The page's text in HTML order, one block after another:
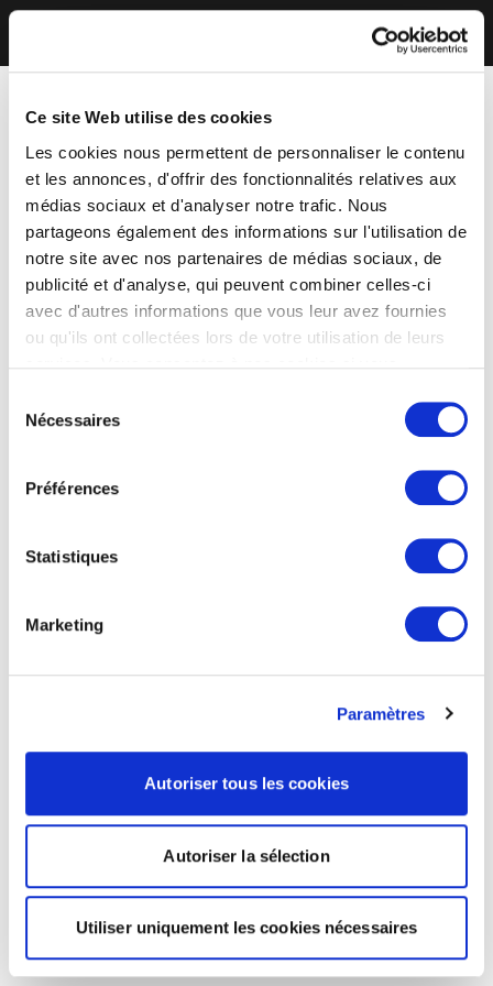
Ce site Web utilise des cookies
Les cookies nous permettent de personnaliser le contenu
et les annonces, d'offrir des fonctionnalités relatives aux
médias sociaux et d'analyser notre trafic. Nous
partageons également des informations sur l'utilisation de
notre site avec nos partenaires de médias sociaux, de
publicité et d'analyse, qui peuvent combiner celles-ci
avec d'autres informations que vous leur avez fournies
ou qu'ils ont collectées lors de votre utilisation de leurs
Nécessaires
Préférences
Statistiques
Marketing
Paramètres
Autoriser tous les cookies
Autoriser la sélection
Utiliser uniquement les cookies nécessaires